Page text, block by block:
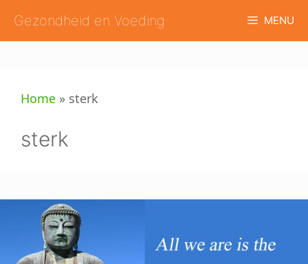
naar
de
Gezondheid en Voeding MENU
Home » sterk
sterk